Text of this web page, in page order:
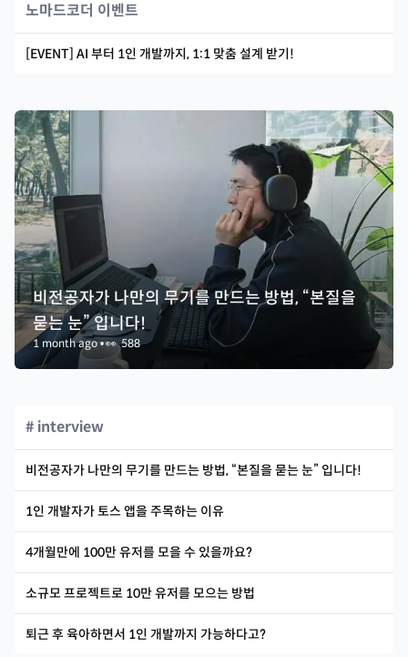
노마드코더 이벤트
[EVENT] AI 부터 1인 개발까지, 1:1 맞춤 설계 받기!
비전공자가 나만의 무기를 만드는 방법, “본질을
묻는 눈” 입니다!
1 month ago•👀588
# interview
비전공자가 나만의 무기를 만드는 방법, “본질을 묻는 눈” 입니다!
1인 개발자가 토스 앱을 주목하는 이유
4개월만에 100만 유저를 모을 수 있을까요?
소규모 프로젝트로 10만 유저를 모으는 방법
퇴근 후 육아하면서 1인 개발까지 가능하다고?